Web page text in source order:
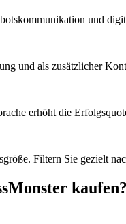
und
und als zusätzlicher
erhöht die
Filtern Sie gezielt
kaufen?